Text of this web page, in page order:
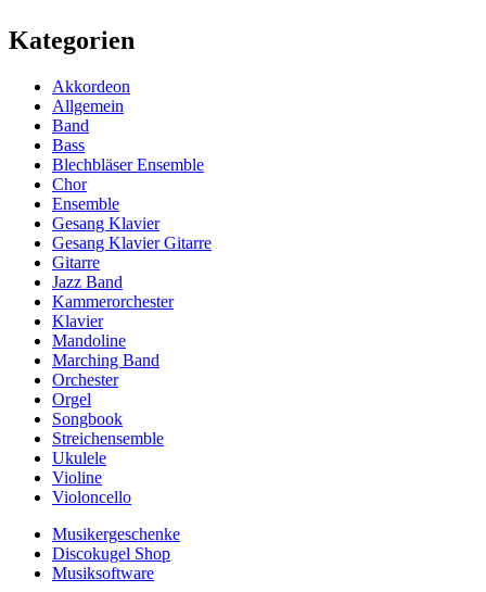
Kategorien
Akkordeon
Allgemein
Band
Bass
Blechbläser Ensemble
Chor
Ensemble
Gesang Klavier
Gesang Klavier Gitarre
Gitarre
Jazz Band
Kammerorchester
Klavier
Mandoline
Marching Band
Orchester
Orgel
Songbook
Streichensemble
Ukulele
Violine
Violoncello
Musikergeschenke
Discokugel Shop
Musiksoftware